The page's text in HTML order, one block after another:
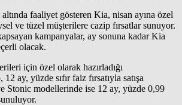
faaliyet gösteren Kia, nisan ayına özel
ve tüzel müşterilere cazip fırsatlar sunuyor.
kampanyalar, ay sonuna kadar Kia
olacak.
için özel olarak hazırladığı
ay, yüzde sıfır faiz fırsatıyla satışa
Stonic modellerinde ise 12 ay, yüzde 0,99